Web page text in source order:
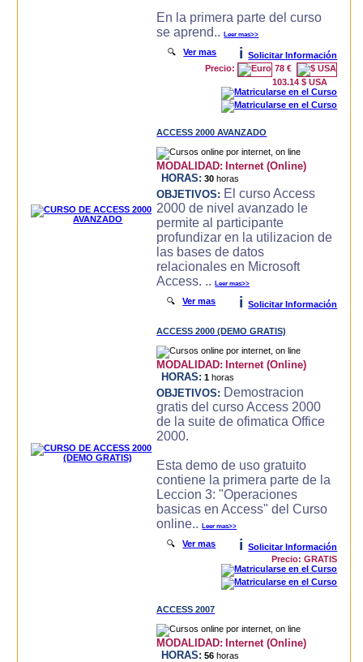
En la primera parte del curso
se aprend..Leer mas>>
🔍Ver mas i
Solicitar Información
Precio:
78 €
103.14 $ USA
ACCESS 2000 AVANZADO
MODALIDAD: Internet (Online)
HORAS: 30 horas
OBJETIVOS: El curso Access
2000 de nivel avanzado le
permite al participante
profundizar en la utilizacion de
las bases de datos
relacionales en Microsoft
Access. ..Leer mas>>
🔍Ver mas i Solicitar Información
ACCESS 2000 (DEMO GRATIS)
MODALIDAD: Internet (Online)
HORAS: 1 horas
OBJETIVOS: Demostracion
gratis del curso Access 2000
de la suite de ofimatica Office
2000.
Esta demo de uso gratuito
contiene la primera parte de la
Leccion 3: "Operaciones
basicas en Access" del Curso
online..Leer mas>>
🔍Ver mas i
Solicitar Información
Precio: GRATIS
ACCESS 2007
MODALIDAD: Internet (Online)
HORAS: 56 horas